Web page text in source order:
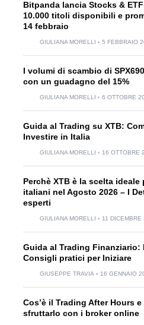
Bitpanda lancia Stocks &
10.000 titoli disponibili e
14 febbraio
GIULIANA MORELLI 5 FEBBRAIO
I volumi di scambio di
con un guadagno del 15%
GIULIANA MORELLI 6 OTTOBRE
Guida al Trading su XTB:
Investire in Italia
GIULIANA MORELLI 16 OTTOBRE
Perchè XTB è la scelta ideale
italiani nel Agosto 2026 – I
esperti
GIULIANA MORELLI 11 DICEMBRE
Guida al Trading Finanziario:
Consigli pratici per Iniziare
GIUSEPPE TRAVIA 16 GENNAIO
Cos’è il Trading After Hours e
sfruttarlo con i broker online